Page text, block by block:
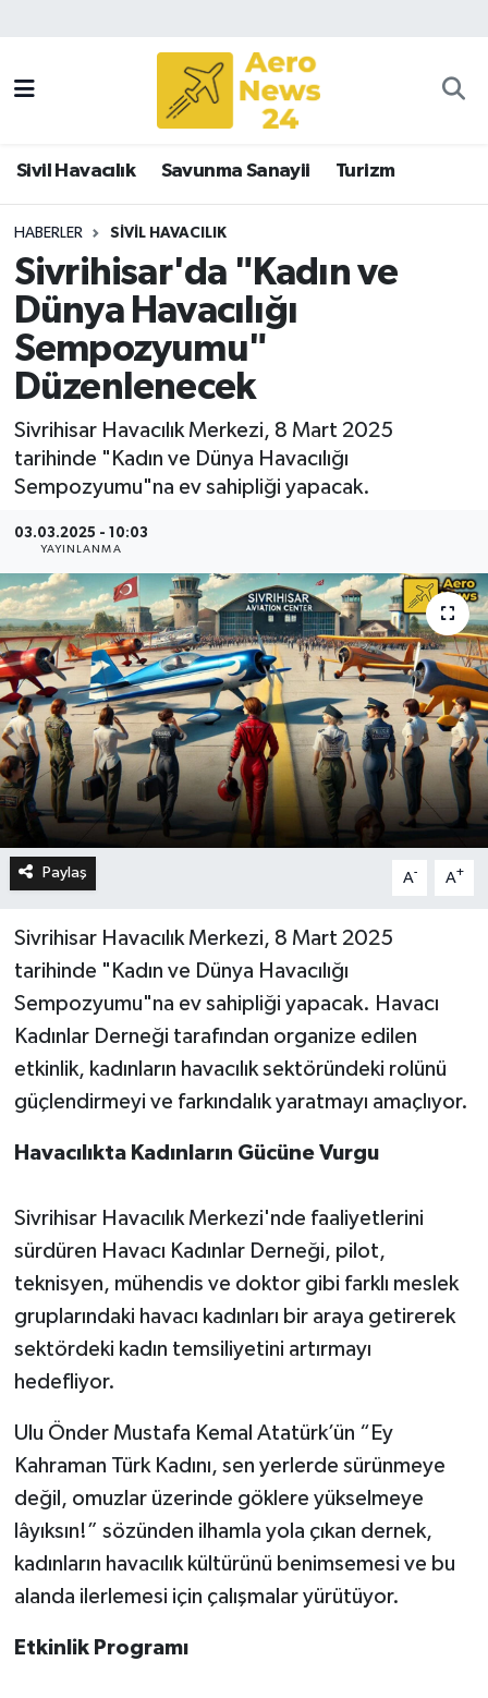
Sivil Havacılık Savunma Sanayii Turizm
HABERLER SIVIL HAVACILIK
Sivrihisar'da "Kadın ve
Dünya Havacılığı
Sempozyumu"
Düzenlenecek
Sivrihisar Havacılık Merkezi, 8 Mart 2025
tarihinde "Kadın ve Dünya Havacılığı
Sempozyumu"na ev sahipliği yapacak.
03.03.2025 - 10:03
YAYINLANMA
Paylaş A- A+
Sivrihisar Havacılık Merkezi, 8 Mart 2025
tarihinde "Kadın ve Dünya Havacılığı
Sempozyumu"na ev sahipliği yapacak. Havacı
Kadınlar Derneği tarafından organize edilen
etkinlik, kadınların havacılık sektöründeki rolünü
güçlendirmeyi ve farkındalık yaratmayı amaçlıyor.
Havacılıkta Kadınların Gücüne Vurgu
Sivrihisar Havacılık Merkezi'nde faaliyetlerini
sürdüren Havacı Kadınlar Derneği, pilot,
teknisyen, mühendis ve doktor gibi farklı meslek
gruplarındaki havacı kadınları bir araya getirerek
sektördeki kadın temsiliyetini artırmayı
hedefliyor.
Ulu Önder Mustafa Kemal Atatürk’ün “Ey
Kahraman Türk Kadını, sen yerlerde sürünmeye
değil, omuzlar üzerinde göklere yükselmeye
lâyıksın!” sözünden ilhamla yola çıkan dernek,
kadınların havacılık kültürünü benimsemesi ve bu
alanda ilerlemesi için çalışmalar yürütüyor.
Etkinlik Programı